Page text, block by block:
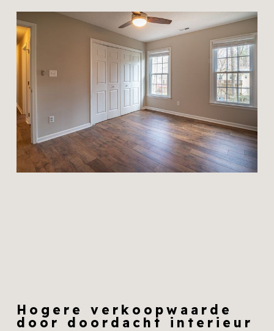
Hogere verkoopwaarde
door doordacht interieur